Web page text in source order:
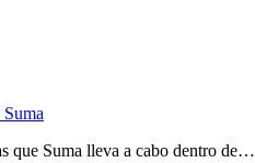
que Suma lleva a cabo dentro de…